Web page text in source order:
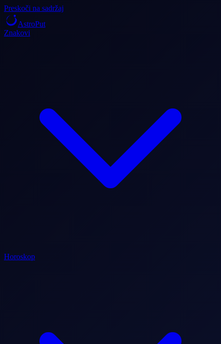
Preskoči na sadržaj
AstroPut
Znakovi
Horoskop